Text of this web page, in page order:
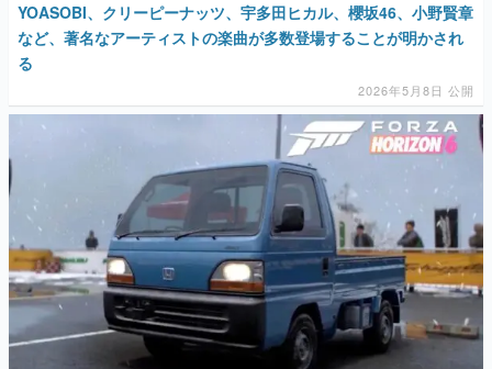
YOASOBI、クリーピーナッツ、宇多田ヒカル、櫻坂46、小野賢章
など、著名なアーティストの楽曲が多数登場することが明かされ
る
2026年5月8日 公開